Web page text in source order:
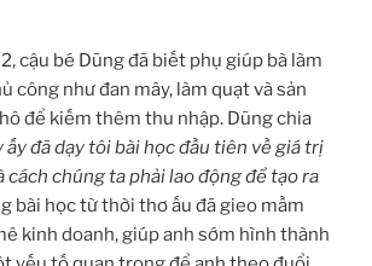
cậu bé Dũng đã biết phụ giúp bà làm
công như đan mây, làm quạt và sản
để kiếm thêm thu nhập. Dũng chia
ấy đã dạy tôi bài học đầu tiên về giá trị
cách chúng ta phải lao động để tạo ra
bài học từ thời thơ ấu đã gieo mầm
kinh doanh, giúp anh sớm hình thành